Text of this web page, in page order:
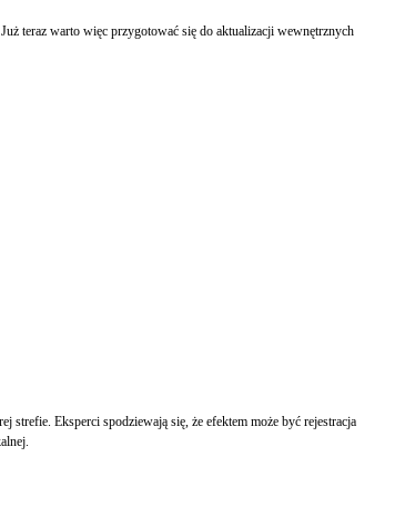
teraz warto więc przygotować się do aktualizacji wewnętrznych
strefie. Eksperci spodziewają się, że efektem może być rejestracja